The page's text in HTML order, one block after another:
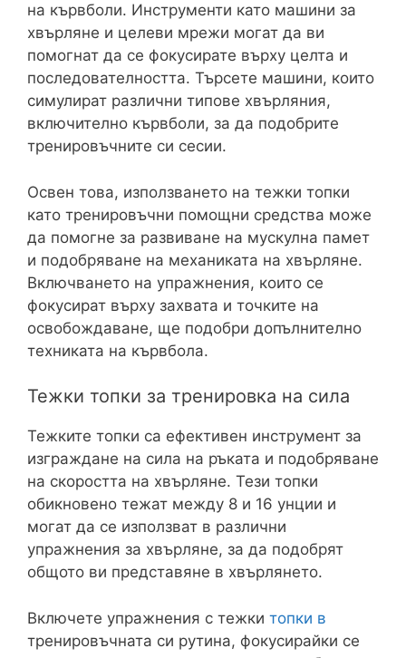
на кървболи. Инструменти като машини за
хвърляне и целеви мрежи могат да ви
помогнат да се фокусирате върху целта и
последователността. Търсете машини, които
симулират различни типове хвърляния,
включително кървболи, за да подобрите
тренировъчните си сесии.
Освен това, използването на тежки топки
като тренировъчни помощни средства може
да помогне за развиване на мускулна памет
и подобряване на механиката на хвърляне.
Включването на упражнения, които се
фокусират върху захвата и точките на
освобождаване, ще подобри допълнително
техниката на кървбола.
Тежки топки за тренировка на сила
Тежките топки са ефективен инструмент за
изграждане на сила на ръката и подобряване
на скоростта на хвърляне. Тези топки
обикновено тежат между 8 и 16 унции и
могат да се използват в различни
упражнения за хвърляне, за да подобрят
общото ви представяне в хвърлянето.
Включете упражнения с тежки топки в
тренировъчната си рутина, фокусирайки се